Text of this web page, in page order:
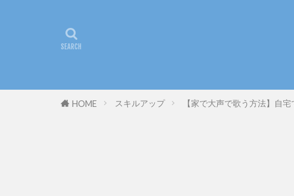
HOME スキルアップ 【家で大声で歌う方法】自